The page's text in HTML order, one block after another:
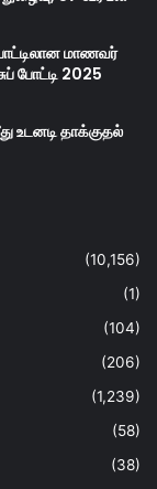
மாணவர்
போட்டி 2025
உடனடி தாக்குதல்
(10,156)
(1)
(104)
(206)
(1,239)
(58)
(38)